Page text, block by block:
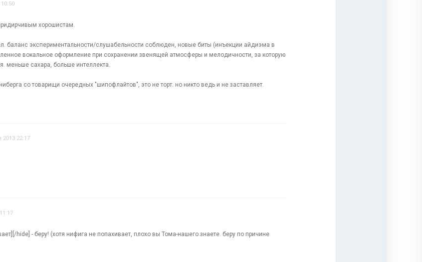
хорошистам.
баланс экспериментальности/слушабельности соблюден, новые биты (инъекции айдиэма в
вокальное оформление при сохранении звенящей атмосферы и мелодичности, за которую
меньше сахара, больше интеллекта.
со товарищи очередных "шипофлайтов", это не торт. но никто ведь и не заставляет.
2013 22:17
hide] - беру! (хотя нифига не попахивает, плохо вы Тома-нашего знаете. беру по причине